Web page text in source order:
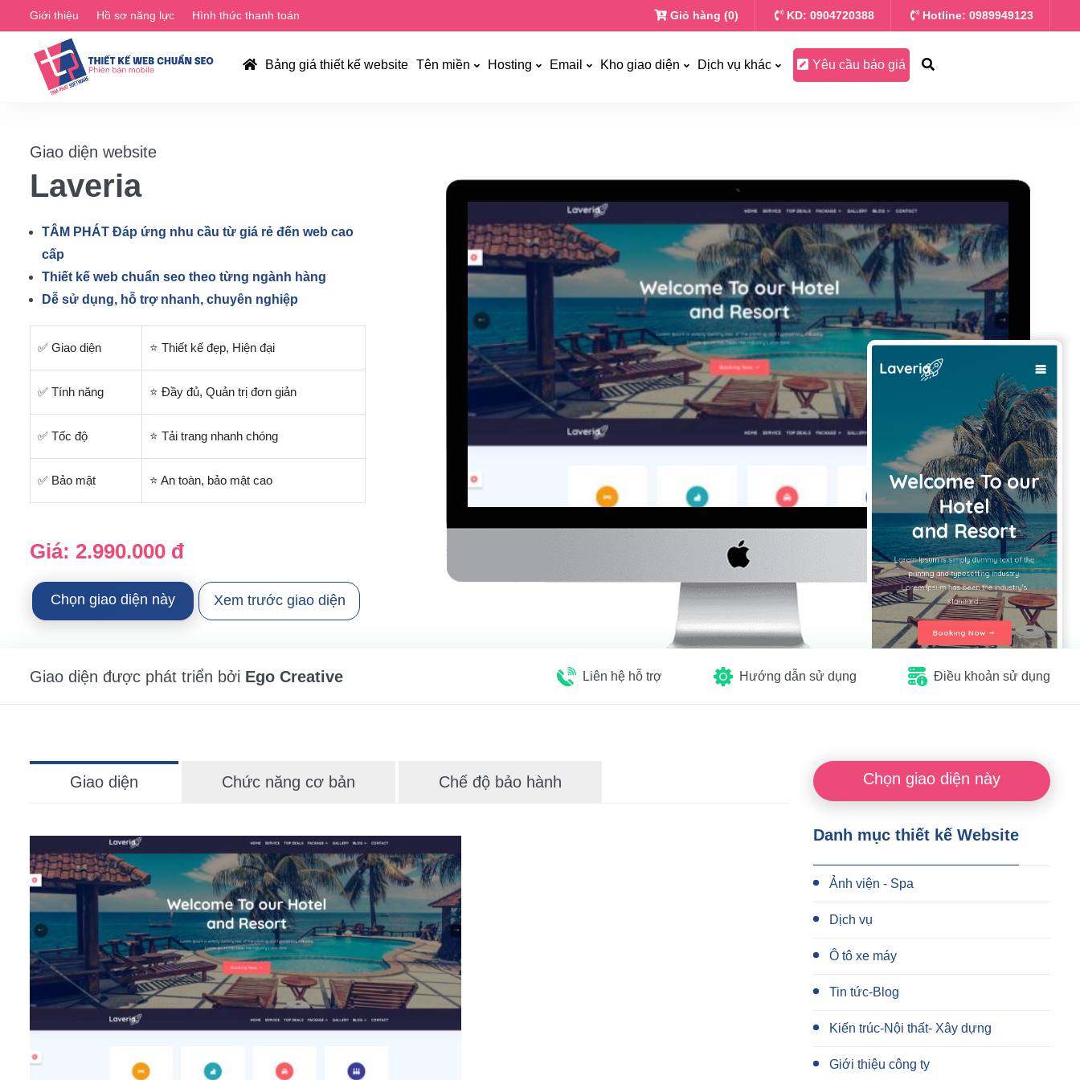
Giới thiệu Hồ sơ năng lực Hình thức thanh toán Giỏ hàng (0) KD: 0904720388 Hotline: 0989949123
Bảng giá thiết kế website Tên miền Hosting Email Kho giao diện Dịch vụ khác Yêu cầu báo giá
Giao diện website
Laveria
TÂM PHÁT Đáp ứng nhu cầu từ giá rẻ đến web cao
cấp
Thiết kế web chuẩn seo theo từng ngành hàng
Dễ sử dụng, hỗ trợ nhanh, chuyên nghiệp
✅ Giao diện ⭐ Thiết kế đẹp, Hiện đại
✅ Tính năng ⭐ Đầy đủ, Quản trị đơn giản
✅ Tốc độ ⭐ Tải trang nhanh chóng
✅ Bảo mật ⭐ An toàn, bảo mật cao
Giá: 2.990.000 đ
Chọn giao diện này Xem trước giao diện
Giao diện được phát triển bởi Ego Creative Liên hệ hỗ trợ Hướng dẫn sử dụng Điều khoản sử dụng
Giao diện Chức năng cơ bản Chế độ bảo hành Chọn giao diện này
Danh mục thiết kế Website
Ảnh viện - Spa
Dịch vụ
Ô tô xe máy
Tin tức-Blog
Kiến trúc-Nội thất- Xây dựng
Giới thiệu công ty